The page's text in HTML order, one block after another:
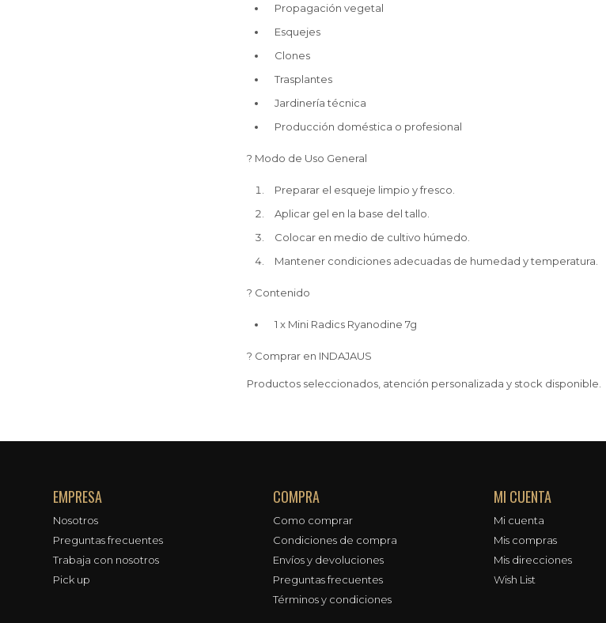
Propagación vegetal
Esquejes
Clones
Trasplantes
Jardinería técnica
Producción doméstica o profesional
? Modo de Uso General
Preparar el esqueje limpio y fresco.
Aplicar gel en la base del tallo.
Colocar en medio de cultivo húmedo.
Mantener condiciones adecuadas de humedad y temperatura.
? Contenido
1 x Mini Radics Ryanodine 7g
?️ Comprar en INDAJAUS
Productos seleccionados, atención personalizada y stock disponible.
EMPRESA
Nosotros
Preguntas frecuentes
Trabaja con nosotros
Pick up
COMPRA
Como comprar
Condiciones de compra
Envíos y devoluciones
Preguntas frecuentes
Términos y condiciones
MI CUENTA
Mi cuenta
Mis compras
Mis direcciones
Wish List